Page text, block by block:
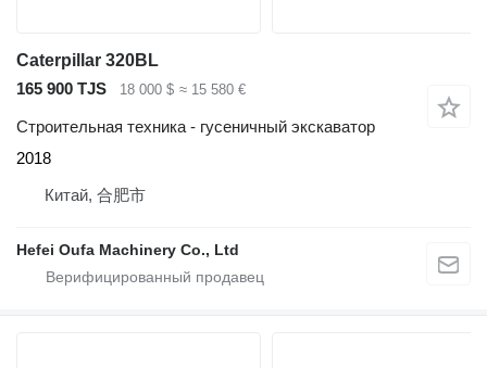
Caterpillar 320BL
165 900 TJS
18 000 $ ≈ 15 580 €
Строительная техника - гусеничный экскаватор
2018
Китай, 合肥市
Hefei Oufa Machinery Co., Ltd